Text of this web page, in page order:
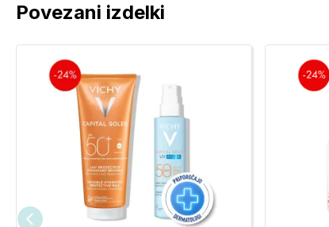
Povezani izdelki